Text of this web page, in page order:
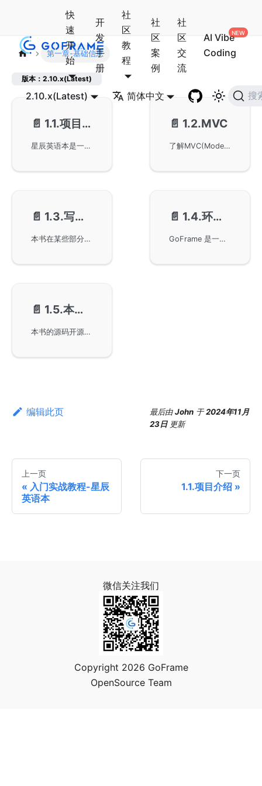
快
速
开
始
开
发
手
册
社
区
教
程
社
区
案
例
社
区
交
流
AI Vibe
Coding
2.10.x(Latest) 简体中文 搜
第一章-基础信息
版本：2.10.x(Latest)
📄️ 1.1.项目介绍
星辰英语本是一个GoFrame实战演示项目，帮助用户学习和管理英语单词，包括注册及登陆功能，并提供随机复习和掌握度设置。项目采用前后端分离模式，使用GoFrame框架进行开发，输出标准的Json格式数据，以便前端通过HTTP请求获取并构建页面。
📄️ 1.2.MVC
了解MVC(Model-View-Controller)程序设计架构，其中Model负责应用程序的数据和业务逻辑，管理数据与数据库交互；View负责显示数据和用户界面，与用户交互展示数据；Controller处理用户输入和请求，作为模型与视图之间的中介。前后端分离中，注重Controller和Model层。
📄️ 1.3.写作约定
本书在某些部分使用命令行，其中使用美元符号作为提示符号。通过命令输出信息到终端，并在不必要的代码中省略部分以保持整洁。示例展示了如何使用GoFrame框架进行基本的输出操作和代码编写技巧。
📄️ 1.4.环境准备
GoFrame 是一个基于 Go 语言的 Web 后端框架，要求 Go 版本至少为 1.20。项目开发需要数据库支持，例子中使用 MySQL，并且兼容 MariaDB、TiDB 等多种数据库。推荐使用 Postman 或其他工具进行接口测试。还介绍了 GoFrame 的 GF CLI 安装和项目初始化过程，并提供了详细的项目目录结构说明。
📄️ 1.5.本书源码
本书的源码开源于GitHub，其开源许可证基于MIT协议，允许用户免费使用、复制及修改软件而不受限制。文档中详细描述了软件许可的内容和条件，确保用户在使用版权内容时遵循规定，并对软件的适用性和责任做出声明，以便于更好地应用和开发。
编辑此页 最后由John 于2024年11月
23日 更新
上一页
入门实战教程-星辰
英语本
下一页
1.1.项目介绍
微信关注我们
Copyright 2026 GoFrame
OpenSource Team